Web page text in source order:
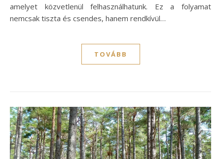
amelyet közvetlenül felhasználhatunk. Ez a folyamat
nemcsak tiszta és csendes, hanem rendkívül…
TOVÁBB